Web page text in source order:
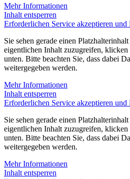
Mehr Informationen
Inhalt entsperren
Erforderlichen Service akzeptieren und
Sie sehen gerade einen
eigentlichen Inhalt zuzugreifen,
unten. Bitte beachten Sie, dass dabei
weitergegeben werden.
Mehr Informationen
Inhalt entsperren
Erforderlichen Service akzeptieren und
Sie sehen gerade einen
eigentlichen Inhalt zuzugreifen,
unten. Bitte beachten Sie, dass dabei
weitergegeben werden.
Mehr Informationen
Inhalt entsperren